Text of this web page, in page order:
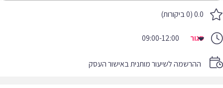
0.0 (0 ביקורות)
סגור 09:00-12:00
ההרשמה לשיעור מותנית באישור העסק